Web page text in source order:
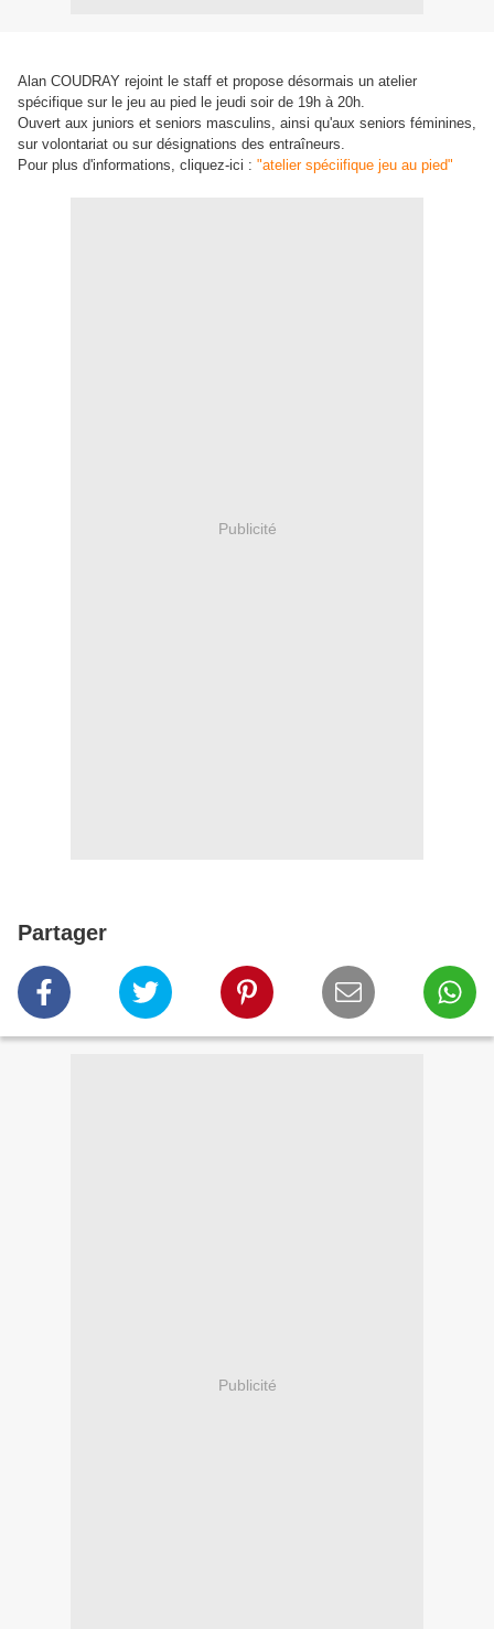
Alan COUDRAY rejoint le staff et propose désormais un atelier
spécifique sur le jeu au pied le jeudi soir de 19h à 20h.
Ouvert aux juniors et seniors masculins, ainsi qu'aux seniors féminines,
sur volontariat ou sur désignations des entraîneurs.
Pour plus d'informations, cliquez-ici : "atelier spéciifique jeu au pied"
Publicité
Partager
Publicité